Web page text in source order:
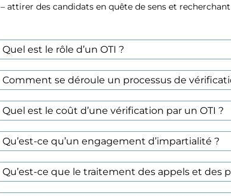
– attirer des candidats en quête de sens et
Quel est le rôle d’un OTI ?
Comment se déroule un processus de
Quel est le coût d’une vérification par un OTI ?
Qu’est-ce qu’un engagement d’impartialité ?
Qu’est-ce que le traitement des appels et des